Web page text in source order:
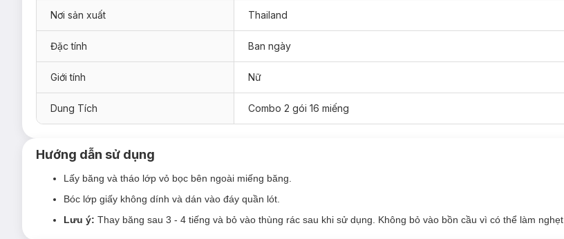
Đối tượng sử dụng:
Sản phẩm phù hợp sử dụng vào ban ngày trong chu kỳ kinh nguyệt.
Nơi sản xuất Thailand
Đặc tính Ban ngày
Giới tính Nữ
Dung Tích Combo 2 gói 16 miếng
Hướng dẫn sử dụng
Lấy băng và tháo lớp vỏ bọc bên ngoài miếng băng.
Bóc lớp giấy không dính và dán vào đáy quần lót.
Lưu ý: Thay băng sau 3 - 4 tiếng và bỏ vào thùng rác sau khi sử dụng. Không bỏ vào bồn cầu vì có thể làm nghẹt